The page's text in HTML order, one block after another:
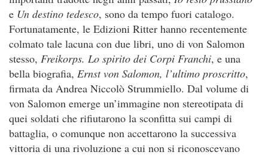
e Un destino tedesco, sono da tempo fuori catalogo.
Fortunatamente, le Edizioni Ritter hanno recentemente
colmato tale lacuna con due libri, uno di von Salomon
stesso, Freikorps. Lo spirito dei Corpi Franchi, e una
bella biografia, Ernst von Salomon, l’ultimo proscritto,
firmata da Andrea Niccolò Strummiello. Dal volume di
von Salomon emerge un’immagine non stereotipata di
quei soldati che rifiutarono la sconfitta sui campi di
battaglia, o comunque non accettarono la successiva
vittoria di una rivoluzione a cui non si riconoscevano